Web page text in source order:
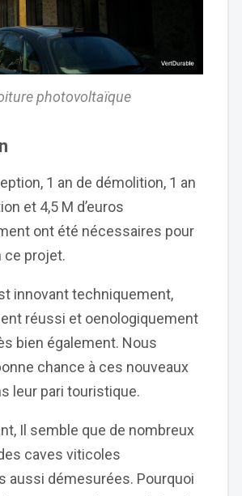
photovoltaïque
1 an de démolition, 1 an
et 4,5 M d’euros
ont été nécessaires pour
ce projet.
innovant techniquement,
réussi et oenologiquement
bien également. Nous
chance à ces nouveaux
leur pari touristique.
Il semble que de nombreux
caves viticoles
aussi démesurées. Pourquoi